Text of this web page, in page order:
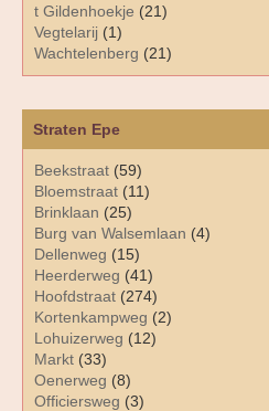
Straten Epe
Beekstraat (59)
Bloemstraat (11)
Brinklaan (25)
Burg van Walsemlaan (4)
Dellenweg (15)
Heerderweg (41)
Hoofdstraat (274)
Kortenkampweg (2)
Lohuizerweg (12)
Markt (33)
Oenerweg (8)
Officiersweg (3)
t Gildenhoekje (21)
Vegtelarij (1)
Wachtelenberg (21)